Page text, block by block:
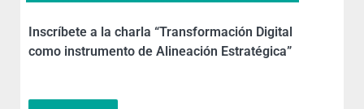
Inscríbete a la charla “Transformación Digital
como instrumento de Alineación Estratégica”